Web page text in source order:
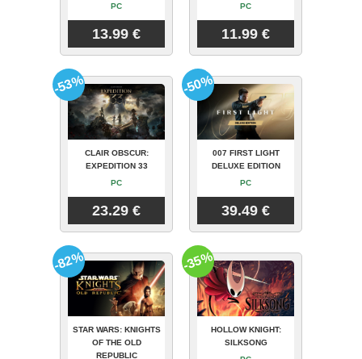
PC
13.99 €
PC
11.99 €
CLAIR OBSCUR:
EXPEDITION 33
PC
23.29 €
-53%
007 FIRST LIGHT
DELUXE EDITION
PC
39.49 €
-50%
STAR WARS: KNIGHTS
OF THE OLD
REPUBLIC
-82%
HOLLOW KNIGHT:
SILKSONG
-35%